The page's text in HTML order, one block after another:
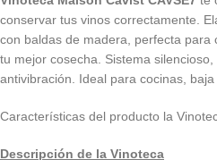
conservar tus vinos correctamente.
con baldas de madera, perfecta para
tu mejor cosecha. Sistema
antivibración. Ideal para cocinas, baja
Características del producto la
Descripción de la Vinoteca